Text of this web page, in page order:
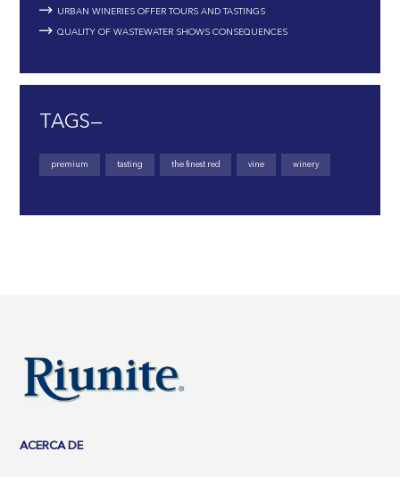
URBAN WINERIES OFFER TOURS AND TASTINGS
QUALITY OF WASTEWATER SHOWS CONSEQUENCES
TAGS—
premium tasting the finest red vine winery
ACERCA DE